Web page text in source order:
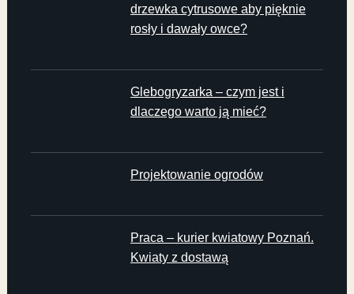
drzewka cytrusowe aby pięknie
rosły i dawały owce?
Glebogryzarka – czym jest i
dlaczego warto ją mieć?
Projektowanie ogrodów
Praca – kurier kwiatowy Poznań.
Kwiaty z dostawą